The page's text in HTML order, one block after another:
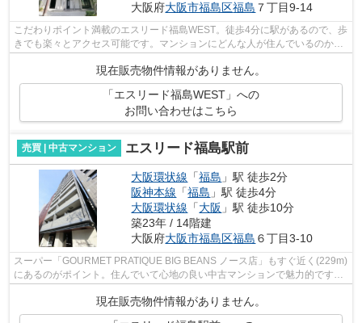
大阪府大阪市福島区福島 ７丁目9-14
こだわりポイント満載のエスリード福島WEST。徒歩4分に駅があるので、歩
きでも楽々とアクセス可能です。マンションにどんな人が住んでいるのかも
現在販売物件情報がありません。
「エスリード福島WEST」への
お問い合わせはこちら
売買 | 中古マンション エスリード福島駅前
大阪環状線 「福島 」駅 徒歩2分
阪神本線 「福島 」駅 徒歩4分
大阪環状線 「大阪 」駅 徒歩10分
築23年 / 14階建
大阪府大阪市福島区福島 ６丁目3-10
スーパー「GOURMET PRATIQUE BIG BEANS ノース店」もすぐ近く(229m)
にあるのがポイント。住んでいて心地の良い中古マンションで魅力的です。
地上14階建てでお問い合わせも多い物件です...
現在販売物件情報がありません。